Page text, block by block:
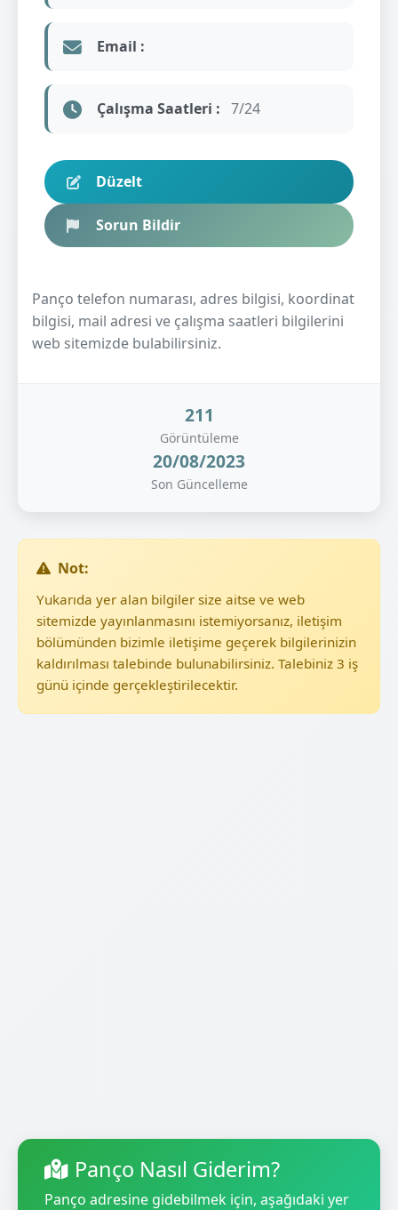
Email :
Çalışma Saatleri : 7/24
Düzelt
Sorun Bildir
Panço telefon numarası, adres bilgisi, koordinat
bilgisi, mail adresi ve çalışma saatleri bilgilerini
web sitemizde bulabilirsiniz.
211
Görüntüleme
20/08/2023
Son Güncelleme
Not:
Yukarıda yer alan bilgiler size aitse ve web
sitemizde yayınlanmasını istemiyorsanız, iletişim
bölümünden bizimle iletişime geçerek bilgilerinizin
kaldırılması talebinde bulunabilirsiniz. Talebiniz 3 iş
günü içinde gerçekleştirilecektir.
Panço Nasıl Giderim?
Panço adresine gidebilmek için, aşağıdaki yer